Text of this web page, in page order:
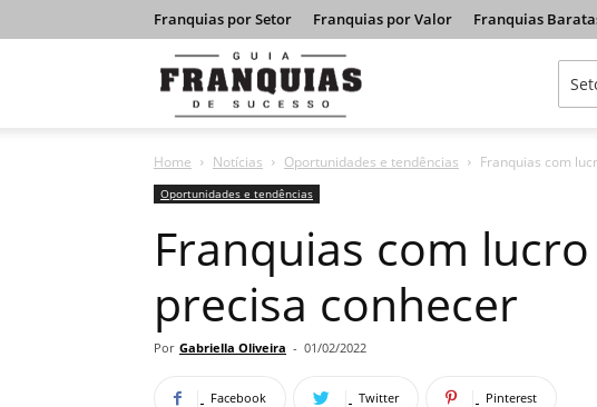
Franquias por Setor Franquias por Valor Franquias
Franquias
de
Sucesso
Home Notícias Oportunidades e tendências Franquias com
Oportunidades e tendências
Franquias com
precisa conhecer
Por Gabriella Oliveira - 01/02/2022
Facebook Twitter Pinterest